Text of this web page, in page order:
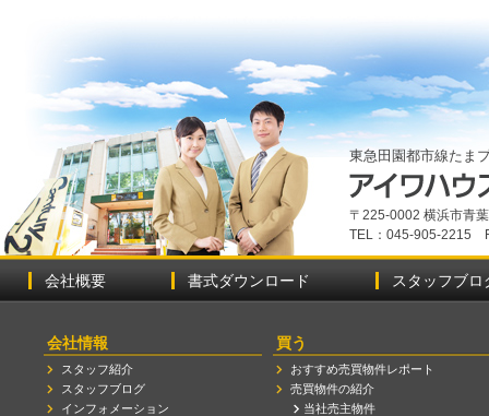
東急田園都市線たま
〒225-0002 横浜市青
TEL：045-905-2215
会社概要 書式ダウンロード スタッフブロ
会社情報
スタッフ紹介
スタッフブログ
インフォメーション
買う
おすすめ売買物件レポート
売買物件の紹介
当社売主物件